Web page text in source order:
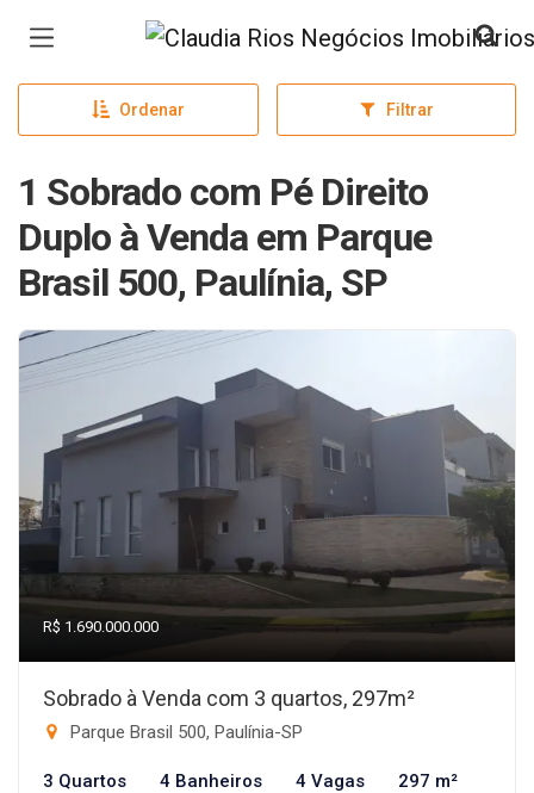
Página inicial
Ordenar Filtrar
1 Sobrado com Pé Direito
Duplo à Venda em Parque
Brasil 500, Paulínia, SP
R$ 1.690.000.000
Sobrado à Venda com 3 quartos, 297m²
Parque Brasil 500, Paulínia-SP
3 Quartos 4 Banheiros 4 Vagas 297 m²